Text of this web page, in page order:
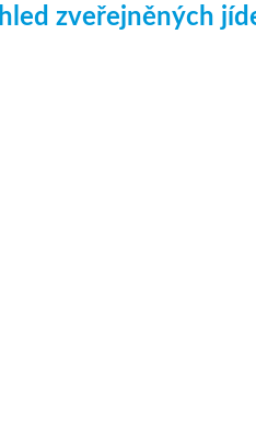
zveřejněných